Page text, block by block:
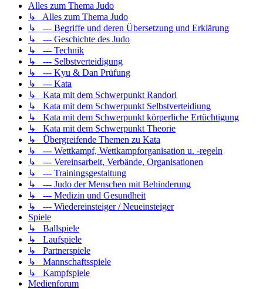
Alles zum Thema Judo
↳ Alles zum Thema Judo
↳ --- Begriffe und deren Übersetzung und Erklärung
↳ --- Geschichte des Judo
↳ --- Technik
↳ --- Selbstverteidigung
↳ --- Kyu & Dan Prüfung
↳ --- Kata
↳ Kata mit dem Schwerpunkt Randori
↳ Kata mit dem Schwerpunkt Selbstverteidiung
↳ Kata mit dem Schwerpunkt körperliche Ertüchtigung
↳ Kata mit dem Schwerpunkt Theorie
↳ Übergreifende Themen zu Kata
↳ --- Wettkampf, Wettkampforganisation u. -regeln
↳ --- Vereinsarbeit, Verbände, Organisationen
↳ --- Trainingsgestaltung
↳ --- Judo der Menschen mit Behinderung
↳ --- Medizin und Gesundheit
↳ --- Wiedereinsteiger / Neueinsteiger
Spiele
↳ Ballspiele
↳ Laufspiele
↳ Partnerspiele
↳ Mannschaftsspiele
↳ Kampfspiele
Medienforum